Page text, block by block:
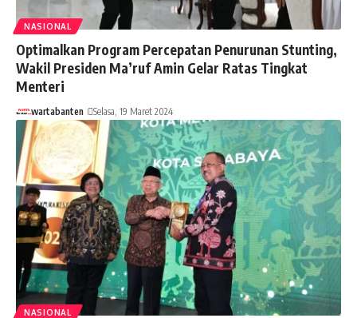
NASIONAL
Optimalkan Program Percepatan Penurunan Stunting,
Wakil Presiden Ma’ruf Amin Gelar Ratas Tingkat
Menteri
wartabanten Selasa, 19 Maret 2024
NASIONAL